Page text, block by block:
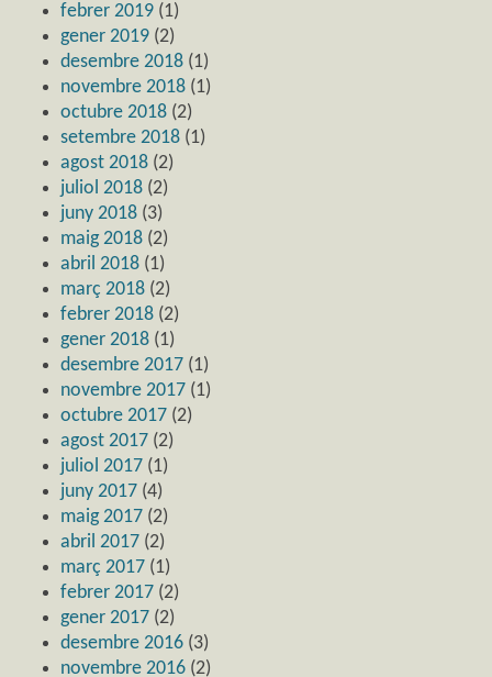
febrer 2019 (1)
gener 2019 (2)
desembre 2018 (1)
novembre 2018 (1)
octubre 2018 (2)
setembre 2018 (1)
agost 2018 (2)
juliol 2018 (2)
juny 2018 (3)
maig 2018 (2)
abril 2018 (1)
març 2018 (2)
febrer 2018 (2)
gener 2018 (1)
desembre 2017 (1)
novembre 2017 (1)
octubre 2017 (2)
agost 2017 (2)
juliol 2017 (1)
juny 2017 (4)
maig 2017 (2)
abril 2017 (2)
març 2017 (1)
febrer 2017 (2)
gener 2017 (2)
desembre 2016 (3)
novembre 2016 (2)